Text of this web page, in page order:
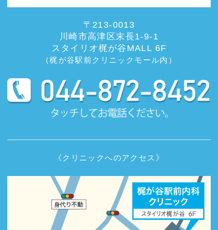
〒213-0013
川崎市高津区末長1-9-1
スタイリオ梶が谷MALL 6F
（梶が谷駅前クリニックモール内）
《クリニックへのアクセス》